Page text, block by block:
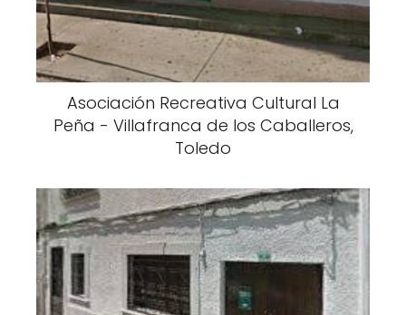
Asociación Recreativa Cultural La
Peña - Villafranca de los Caballeros,
Toledo